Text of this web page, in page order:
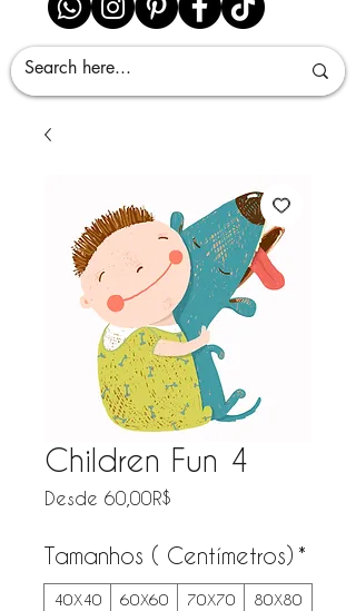
Children Fun 4
Desde 60,00R$
Tamanhos ( Centímetros) *
40X40 60X60 70X70
80X80